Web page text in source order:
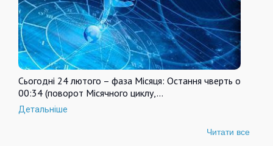
Сьогодні 24 лютого – фаза Місяця: Остання чверть о
00:34 (поворот Місячного циклу,…
Детальніше
Читати все